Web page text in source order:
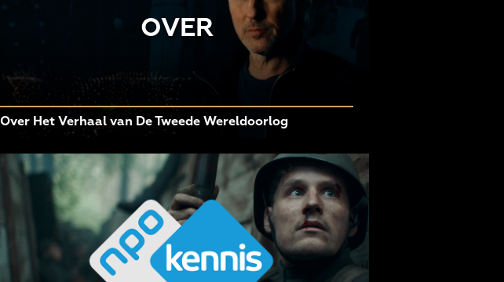
OVER
Over Het Verhaal van De Tweede Wereldoorlog